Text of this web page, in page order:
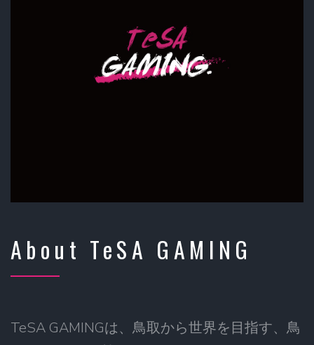
About TeSA GAMING
TeSA GAMINGは、鳥取から世界を目指す、鳥